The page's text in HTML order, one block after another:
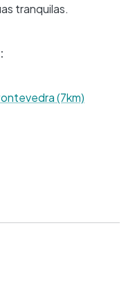
tranquilas.
(7km)